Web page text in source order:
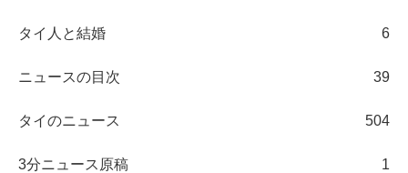
タイ人と結婚 6
ニュースの目次 39
タイのニュース 504
3分ニュース原稿 1